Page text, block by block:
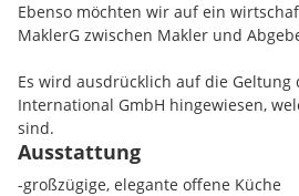
Es wird ausdrücklich auf die Geltung
sind.
Ebenso möchten wir auf ein
MaklerG zwischen Makler und
Es wird ausdrücklich auf die Geltung
International GmbH hingewiesen,
sind.
Ausstattung
-großzügige, elegante offene Küche